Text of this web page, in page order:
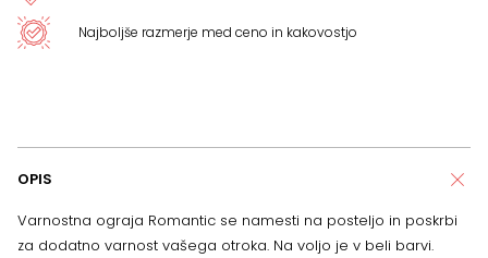
Najboljše razmerje med ceno in kakovostjo
OPIS
Varnostna ograja Romantic se namesti na posteljo in poskrbi
za dodatno varnost vašega otroka. Na voljo je v beli barvi.